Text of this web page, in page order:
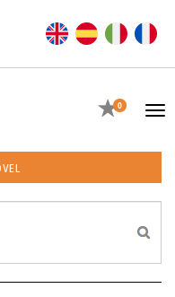
EN ES
Favoritos
0